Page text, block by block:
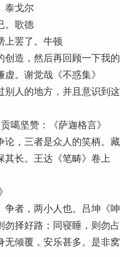
泰戈尔
。歌德
上罢了。牛顿
造，然后再回顾一下我
。谢觉哉《不惑集》
人的地方，并且意识到
噶坚赞：《萨迦格言》
，三者是众人的笑柄。藏
长。王达《笔畴》卷上
者，两小人也。吕坤《呻
择好路；同寝睡，则勿
倾覆，安乐甚多。是非